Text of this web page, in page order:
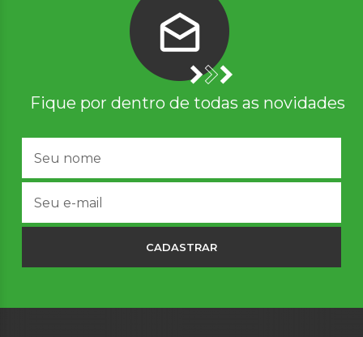
Fique por dentro de todas as novidades
CADASTRAR